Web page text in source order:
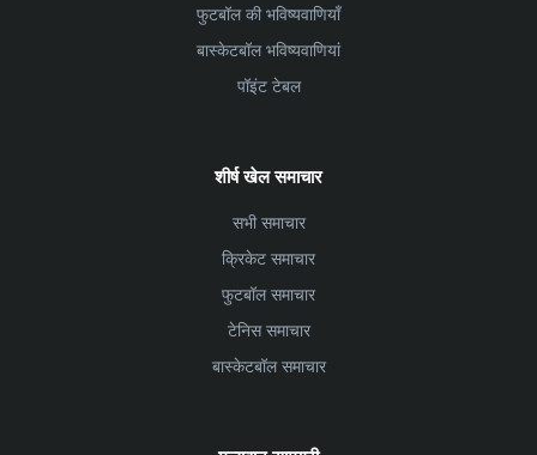
फुटबॉल की भविष्यवाणियाँ
बास्केटबॉल भविष्यवाणियां
पॉइंट टेबल
शीर्ष खेल समाचार
सभी समाचार
क्रिकेट समाचार
फुटबॉल समाचार
टेनिस समाचार
बास्केटबॉल समाचार